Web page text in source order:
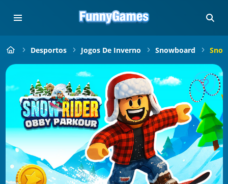
Desportos Jogos De Inverno Snowboard